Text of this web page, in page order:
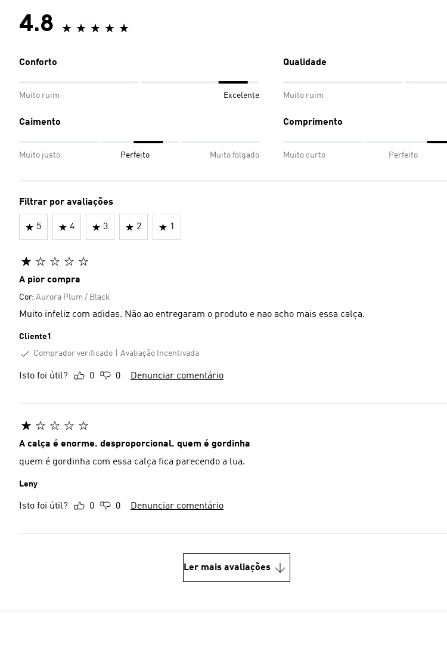
4.8
Conforto
Muito ruim Excelente
Qualidade
Muito ruim
Caimento
Muito justo Perfeito Muito folgado
Comprimento
Muito curto Perfeito
Filtrar por avaliações
5 4 3 2 1
A pior compra
Cor: Aurora Plum / Black
Muito infeliz com adidas. Não ao entregaram o produto e nao acho mais essa calça.
Cliente1
Comprador verificado
Avaliação Incentivada
Isto foi útil? 0 0 Denunciar comentário
A calça é enorme. desproporcional. quem é gordinha
quem é gordinha com essa calça fica parecendo a lua.
Leny
Isto foi útil? 0 0 Denunciar comentário
Ler mais avaliações